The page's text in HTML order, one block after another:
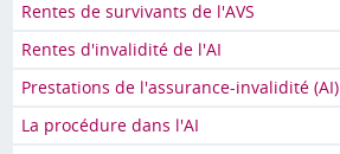
Rentes de survivants de l'AVS
Rentes d'invalidité de l'AI
Prestations de l'assurance-invalidité (AI)
La procédure dans l'AI